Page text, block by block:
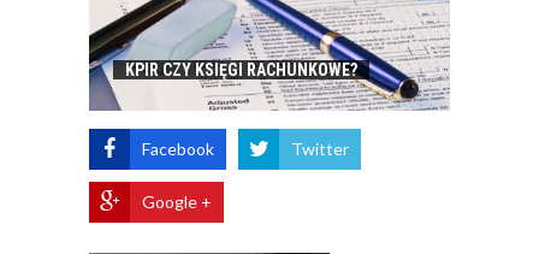
KPIR CZY KSIĘGI RACHUNKOWE?
Facebook Twitter
Google +